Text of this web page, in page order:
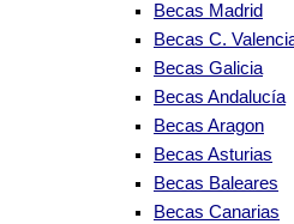
Becas Madrid
Becas C.
Becas Galicia
Becas Andalucía
Becas Aragon
Becas Asturias
Becas Baleares
Becas Canarias